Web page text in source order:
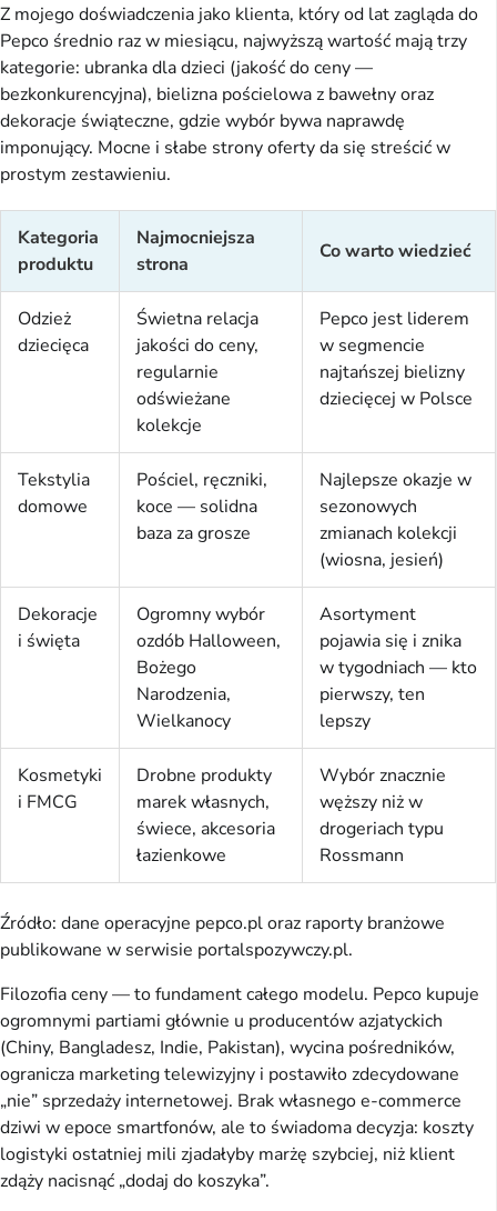
Z mojego doświadczenia jako klienta, który od lat zagląda do
Pepco średnio raz w miesiącu, najwyższą wartość mają trzy
kategorie: ubranka dla dzieci (jakość do ceny —
bezkonkurencyjna), bielizna pościelowa z bawełny oraz
dekoracje świąteczne, gdzie wybór bywa naprawdę
imponujący. Mocne i słabe strony oferty da się streścić w
prostym zestawieniu.
Kategoria
produktu
Najmocniejsza
strona
Co warto wiedzieć
Odzież
dziecięca
Świetna relacja
jakości do ceny,
regularnie
odświeżane
kolekcje
Pepco jest liderem
w segmencie
najtańszej bielizny
dziecięcej w Polsce
Tekstylia
domowe
Pościel, ręczniki,
koce — solidna
baza za grosze
Najlepsze okazje w
sezonowych
zmianach kolekcji
(wiosna, jesień)
Dekoracje
i święta
Ogromny wybór
ozdób Halloween,
Bożego
Narodzenia,
Wielkanocy
Asortyment
pojawia się i znika
w tygodniach — kto
pierwszy, ten
lepszy
Kosmetyki
i FMCG
Drobne produkty
marek własnych,
świece, akcesoria
łazienkowe
Wybór znacznie
węższy niż w
drogeriach typu
Rossmann
Źródło: dane operacyjne pepco.pl oraz raporty branżowe
publikowane w serwisie portalspozywczy.pl.
Filozofia ceny — to fundament całego modelu. Pepco kupuje
ogromnymi partiami głównie u producentów azjatyckich
(Chiny, Bangladesz, Indie, Pakistan), wycina pośredników,
ogranicza marketing telewizyjny i postawiło zdecydowane
„nie” sprzedaży internetowej. Brak własnego e-commerce
dziwi w epoce smartfonów, ale to świadoma decyzja: koszty
logistyki ostatniej mili zjadałyby marżę szybciej, niż klient
zdąży nacisnąć „dodaj do koszyka”.